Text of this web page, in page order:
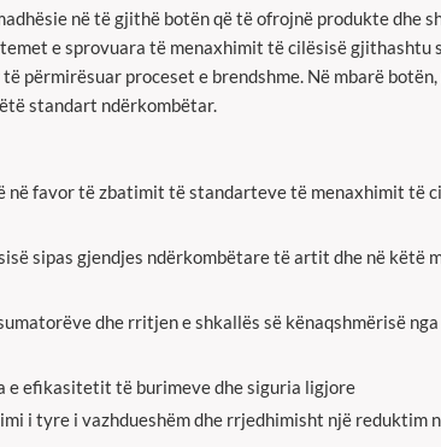
në të gjithë botën që të ofrojnë produkte dhe
e sprovuara të menaxhimit të cilësisë gjithashtu
përmirësuar proceset e brendshme. Në mbarë botën,
standart ndërkombëtar.
në favor të zbatimit të standarteve të menaxhimit të
sipas gjendjes ndërkombëtare të artit dhe në këtë
dhe rritjen e shkallës së kënaqshmërisë nga
e efikasitetit të burimeve dhe siguria ligjore
i tyre i vazhdueshëm dhe rrjedhimisht një reduktim